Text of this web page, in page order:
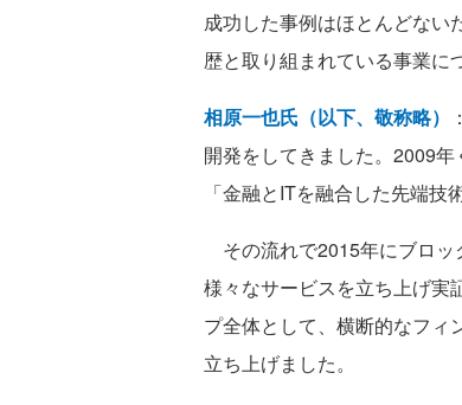
成功した事例はほとんどない
歴と取り組まれている事業に
相原一也氏（以下、敬称略）
開発をしてきました。2009
「金融とITを融合した先端技
その流れで2015年にブロッ
様々なサービスを立ち上げ実
プ全体として、横断的なフィ
立ち上げました。